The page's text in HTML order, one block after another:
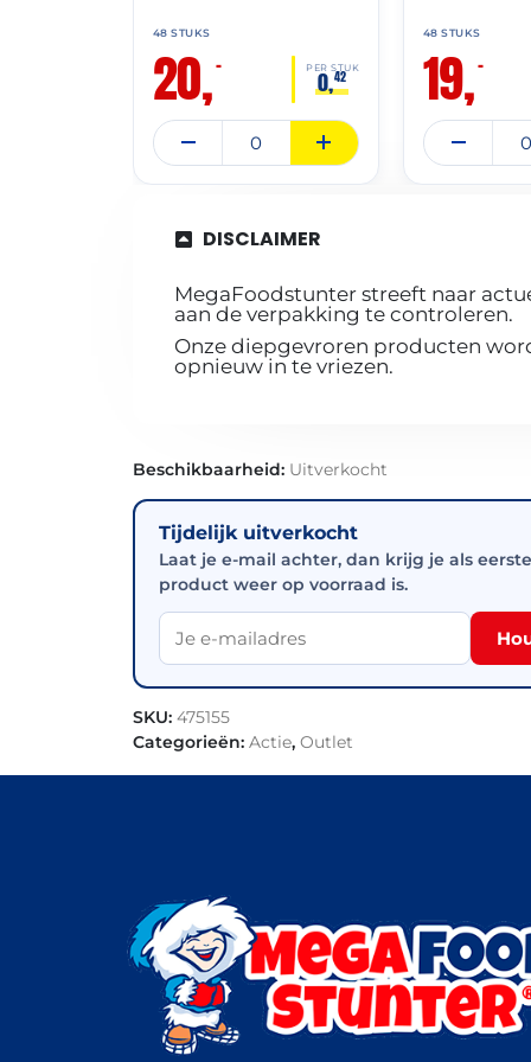
48 STUKS
20,– PER STUK
0,42
48 STUKS
19,–
DISCLAIMER
MegaFoodstunter streeft naar
aan de verpakking te controleren.
Onze diepgevroren producten
opnieuw in te vriezen.
Beschikbaarheid: Uitverkocht
Tijdelijk uitverkocht
Laat je e-mail achter, dan krijg je als
product weer op voorraad is.
SKU: 475155
Categorieën: Actie, Outlet